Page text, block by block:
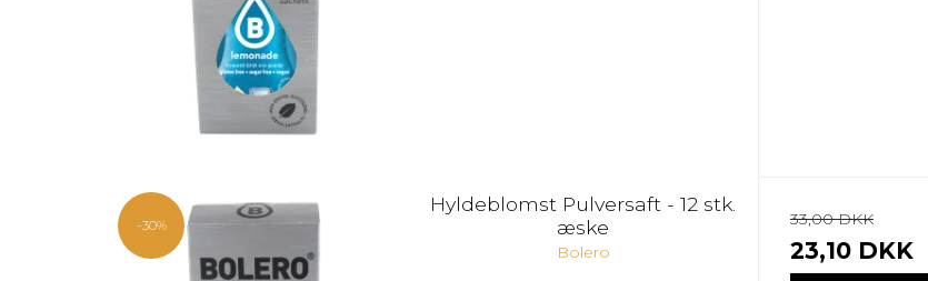
-30%
Hyldeblomst Pulversaft - 12 stk.
æske
Bolero
33,00 DKK
23,10 DKK